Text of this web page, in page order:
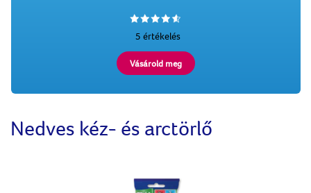
5 értékelés
Vásárold meg
Nedves kéz- és arctörlő